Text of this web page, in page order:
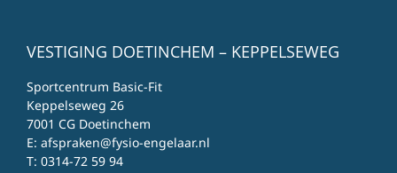
VESTIGING DOETINCHEM – KEPPELSEWEG
Sportcentrum Basic-Fit
Keppelseweg 26
7001 CG Doetinchem
E: afspraken@fysio-engelaar.nl
T: 0314-72 59 94